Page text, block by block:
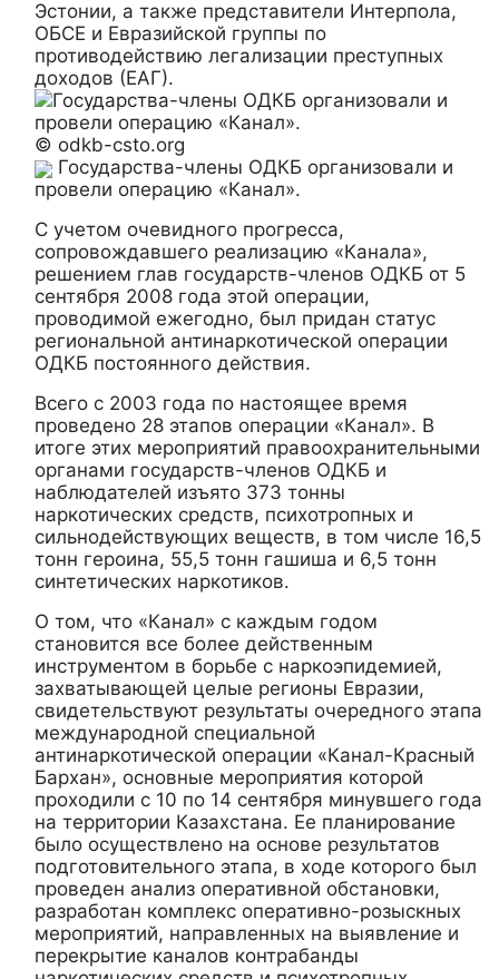
Эстонии, а также представители Интерпола,
ОБСЕ и Евразийской группы по
противодействию легализации преступных
доходов (ЕАГ).
© odkb-csto.org
Государства-члены ОДКБ организовали и
провели операцию «Канал».
С учетом очевидного прогресса,
сопровождавшего реализацию «Канала»,
решением глав государств-членов ОДКБ от 5
сентября 2008 года этой операции,
проводимой ежегодно, был придан статус
региональной антинаркотической операции
ОДКБ постоянного действия.
Всего с 2003 года по настоящее время
проведено 28 этапов операции «Канал». В
итоге этих мероприятий правоохранительными
органами государств-членов ОДКБ и
наблюдателей изъято 373 тонны
наркотических средств, психотропных и
сильнодействующих веществ, в том числе 16,5
тонн героина, 55,5 тонн гашиша и 6,5 тонн
синтетических наркотиков.
О том, что «Канал» с каждым годом
становится все более действенным
инструментом в борьбе с наркоэпидемией,
захватывающей целые регионы Евразии,
свидетельствуют результаты очередного этапа
международной специальной
антинаркотической операции «Канал-Красный
Бархан», основные мероприятия которой
проходили с 10 по 14 сентября минувшего года
на территории Казахстана. Ее планирование
было осуществлено на основе результатов
подготовительного этапа, в ходе которого был
проведен анализ оперативной обстановки,
разработан комплекс оперативно-розыскных
мероприятий, направленных на выявление и
перекрытие каналов контрабанды